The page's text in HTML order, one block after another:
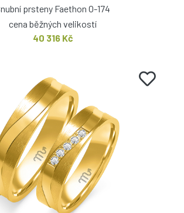
prsteny Faethon O-174
cena běžných velikostí
40 316 Kč